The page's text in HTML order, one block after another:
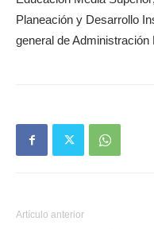
Planeación y Desarrollo
general de Administración
Artículo anterior